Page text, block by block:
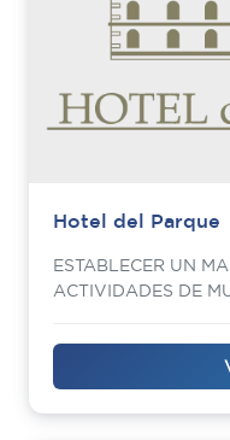
Hotel del Parque
ESTABLECER UN
ACTIVIDADES DE